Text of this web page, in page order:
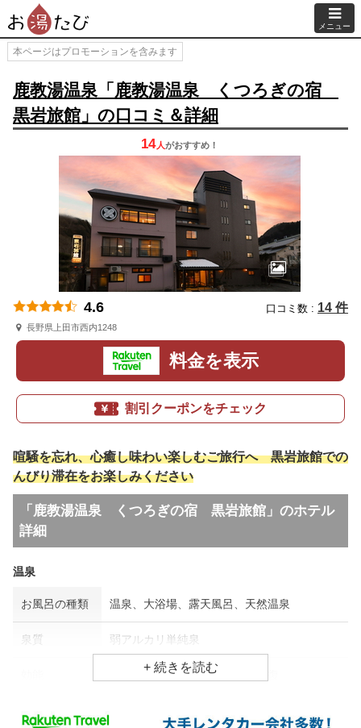
メニュー
本ページはプロモーションを含みます
鹿教湯温泉「鹿教湯温泉 くつろぎの宿
黒岩旅館」の口コミ＆詳細
14 人がおすすめ！
4.6 口コミ数 : 14 件
長野県上田市西内1248
料金を表示
割引クーポンをチェック
喧騒を忘れ、心癒し味わい楽しむご旅行へ 黒岩旅館での
んびり滞在をお楽しみください
「鹿教湯温泉 くつろぎの宿 黒岩旅館」のホテル
詳細
温泉
お風呂の種類 温泉、大浴場、露天風呂、天然温泉
泉質 弱アルカリ単純泉
運動機能障害、高血圧、疲労回復
食事場所